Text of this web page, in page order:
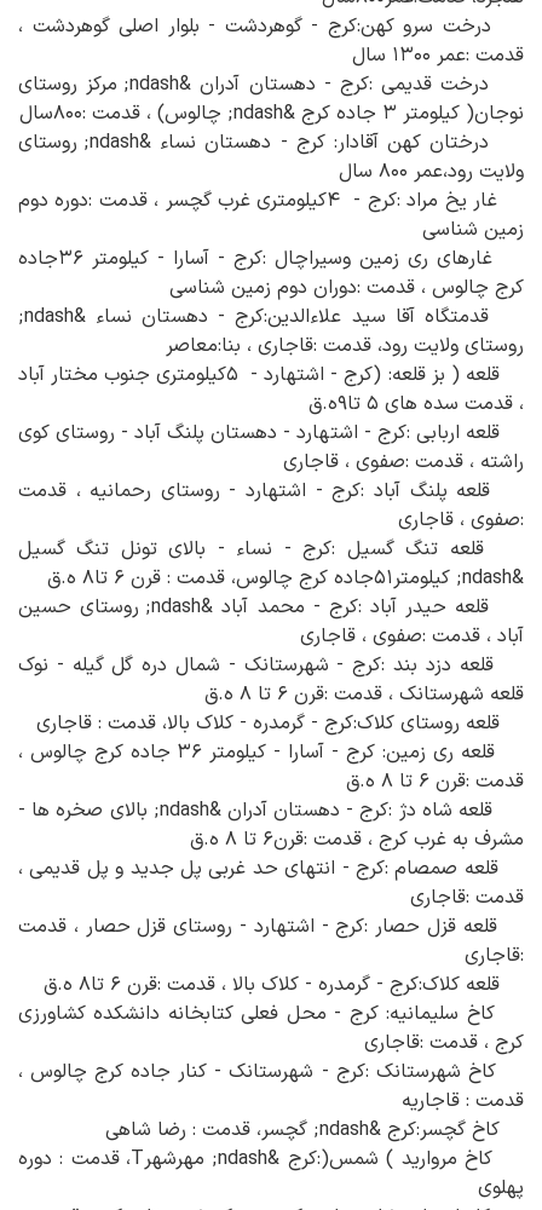
درخت سرو کهن:کرج - گوهردشت - بلوار اصلی گوهردشت ،
قدمت :عمر ۱۳۰۰ سال
درخت قدیمی :کرج - دهستان آدران &ndash; مرکز روستای
نوجان( کیلومتر ۳ جاده کرج &ndash; چالوس) ، قدمت :۸۰۰سال
درختان کهن آقادار: کرج - دهستان نساء &ndash; روستای
ولایت رود،عمر ۸۰۰ سال
غار یخ مراد :کرج - ۴کیلومتری غرب گچسر ، قدمت :دوره دوم
زمین شناسی
غارهای ری زمین وسیراچال :کرج - آسارا - کیلومتر ۳۶جاده
کرج چالوس ، قدمت :دوران دوم زمین شناسی
قدمتگاه آقا سید علاءالدین:کرج - دهستان نساء &ndash;
روستای ولایت رود، قدمت :قاجاری ، بنا:معاصر
قلعه ( بز قلعه: (کرج - اشتهارد - ۵کیلومتری جنوب مختار آباد
، قدمت سده های ۵ تا۹ه.ق
قلعه اربابی :کرج - اشتهارد - دهستان پلنگ آباد - روستای کوی
راشته ، قدمت :صفوی ، قاجاری
قلعه پلنگ آباد :کرج - اشتهارد - روستای رحمانیه ، قدمت
:صفوی ، قاجاری
قلعه تنگ گسیل :کرج - نساء - بالای تونل تنگ گسیل
&ndash; کیلومتر۵۱جاده کرج چالوس، قدمت : قرن ۶ تا۸ ه.ق
قلعه حیدر آباد :کرج - محمد آباد &ndash; روستای حسین
آباد ، قدمت :صفوی ، قاجاری
قلعه دزد بند :کرج - شهرستانک - شمال دره گل گیله - نوک
قلعه شهرستانک ، قدمت :قرن ۶ تا ۸ ه.ق
قلعه روستای کلاک:کرج - گرمدره - کلاک بالا، قدمت : قاجاری
قلعه ری زمین: کرج - آسارا - کیلومتر ۳۶ جاده کرج چالوس ،
قدمت :قرن ۶ تا ۸ ه.ق
قلعه شاه دژ :کرج - دهستان آدران &ndash; بالای صخره ها -
مشرف به غرب کرج ، قدمت :قرن۶ تا ۸ ه.ق
قلعه صمصام :کرج - انتهای حد غربی پل جدید و پل قدیمی ،
قدمت :قاجاری
قلعه قزل حصار :کرج - اشتهارد - روستای قزل حصار ، قدمت
:قاجاری
قلعه کلاک:کرج - گرمدره - کلاک بالا ، قدمت :قرن ۶ تا۸ ه.ق
کاخ سلیمانیه: کرج - محل فعلی کتابخانه دانشکده کشاورزی
کرج ، قدمت :قاجاری
کاخ شهرستانک :کرج - شهرستانک - کنار جاده کرج چالوس ،
قدمت : قاجاریه
کاخ گچسر:کرج &ndash; گچسر، قدمت : رضا شاهی
کاخ مروارید ) شمس(:کرج &ndash; مهرشهرT، قدمت : دوره
پهلوی